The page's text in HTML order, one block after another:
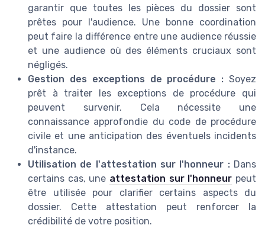
garantir que toutes les pièces du dossier sont
prêtes pour l'audience. Une bonne coordination
peut faire la différence entre une audience réussie
et une audience où des éléments cruciaux sont
négligés.
Gestion des exceptions de procédure : Soyez
prêt à traiter les exceptions de procédure qui
peuvent survenir. Cela nécessite une
connaissance approfondie du code de procédure
civile et une anticipation des éventuels incidents
d'instance.
Utilisation de l'attestation sur l'honneur :Dans
certains cas, une attestation sur l'honneur peut
être utilisée pour clarifier certains aspects du
dossier. Cette attestation peut renforcer la
crédibilité de votre position.